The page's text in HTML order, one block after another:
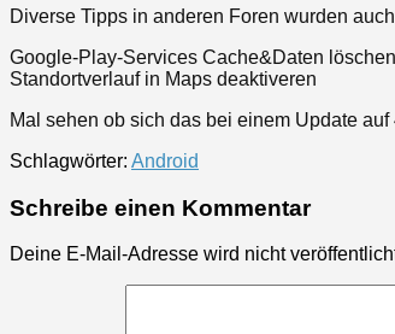
Diverse Tipps in anderen Foren wurden
Google-Play-Services Cache&Daten löschen
Standortverlauf in Maps deaktiveren
Mal sehen ob sich das bei einem Update
Schlagwörter: Android
Schreibe einen Kommentar
Deine E-Mail-Adresse wird nicht